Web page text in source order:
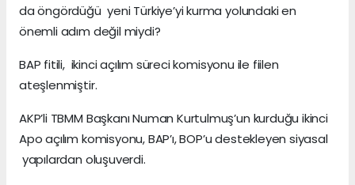
da öngördüğü yeni Türkiye’yi kurma yolundaki en
önemli adım değil miydi?
BAP fitili, ikinci açılım süreci komisyonu ile fiilen
ateşlenmiştir.
AKP’li TBMM Başkanı Numan Kurtulmuş’un kurduğu ikinci
Apo açılım komisyonu, BAP’ı, BOP’u destekleyen siyasal
yapılardan oluşuverdi.